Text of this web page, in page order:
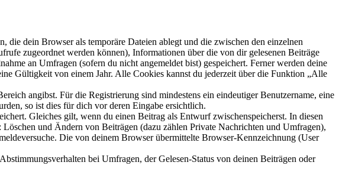
dein Browser als temporäre Dateien ablegt und die zwischen den einzelnen
zugeordnet werden können), Informationen über die von dir gelesenen Beiträge
an Umfragen (sofern du nicht angemeldet bist) gespeichert. Ferner werden deine
Gültigkeit von einem Jahr. Alle Cookies kannst du jederzeit über die Funktion „Alle
angibst. Für die Registrierung sind mindestens ein eindeutiger Benutzername, eine
so ist dies für dich vor deren Eingabe ersichtlich.
Gleiches gilt, wenn du einen Beitrag als Entwurf zwischenspeicherst. In diesen
und Ändern von Beiträgen (dazu zählen Private Nachrichten und Umfragen),
Die von deinem Browser übermittelte Browser-Kennzeichnung (User
bei Umfragen, der Gelesen-Status von deinen Beiträgen oder